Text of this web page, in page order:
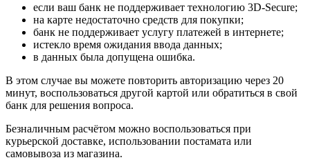
если ваш банк не поддерживает технологию 3D-Secure;
на карте недостаточно средств для покупки;
банк не поддерживает услугу платежей в интернете;
истекло время ожидания ввода данных;
в данных была допущена ошибка.
В этом случае вы можете повторить авторизацию через 20
минут, воспользоваться другой картой или обратиться в свой
банк для решения вопроса.
Безналичным расчётом можно воспользоваться при
курьерской доставке, использовании постамата или
самовывоза из магазина.